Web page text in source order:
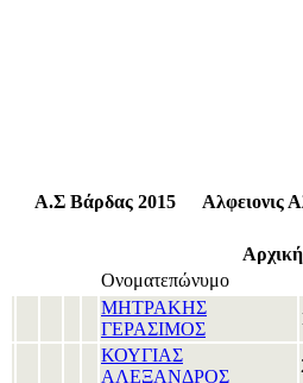
Α.Σ Βάρδας 2015 Αλφειονις
Ονοματεπώνυμο
ΜΗΤΡΑΚΗΣ
ΓΕΡΑΣΙΜΟΣ
ΚΟΥΓΙΑΣ
ΑΛΕΞΑΝΔΡΟΣ